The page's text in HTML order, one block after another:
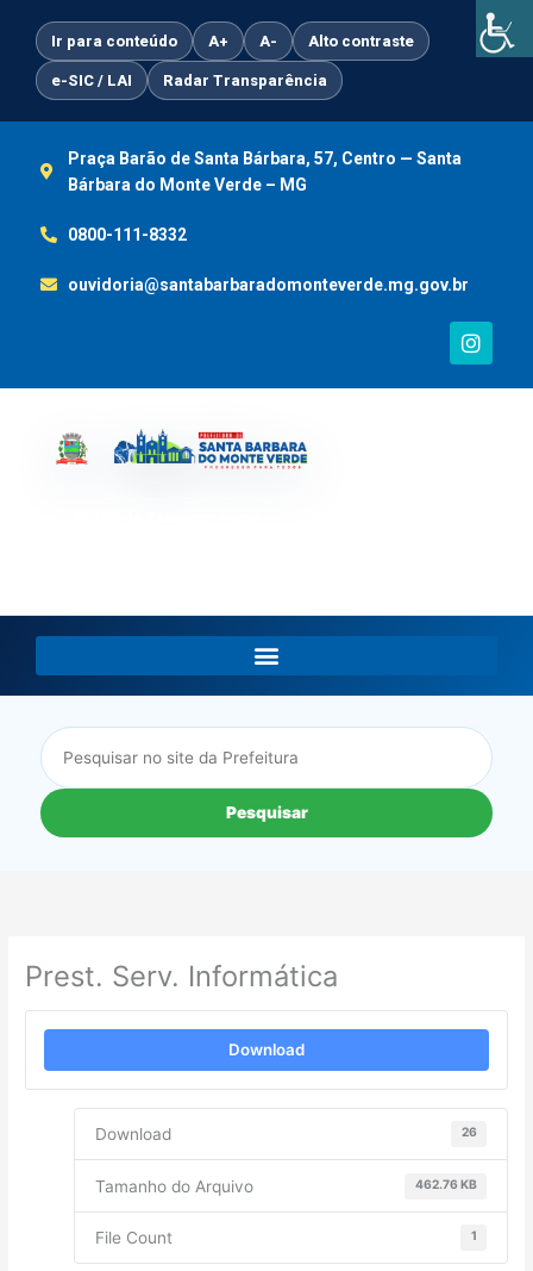
conteúdo
Ir para conteúdo A+ A- Alto contraste
e-SIC / LAI Radar Transparência
Praça Barão de Santa Bárbara, 57, Centro — Santa
Bárbara do Monte Verde – MG
0800-111-8332
ouvidoria@santabarbaradomonteverde.mg.gov.br
I
n
t
Pesquisar
Prest. Serv. Informática
Download
Download 26
Tamanho do Arquivo 462.76 KB
File Count 1